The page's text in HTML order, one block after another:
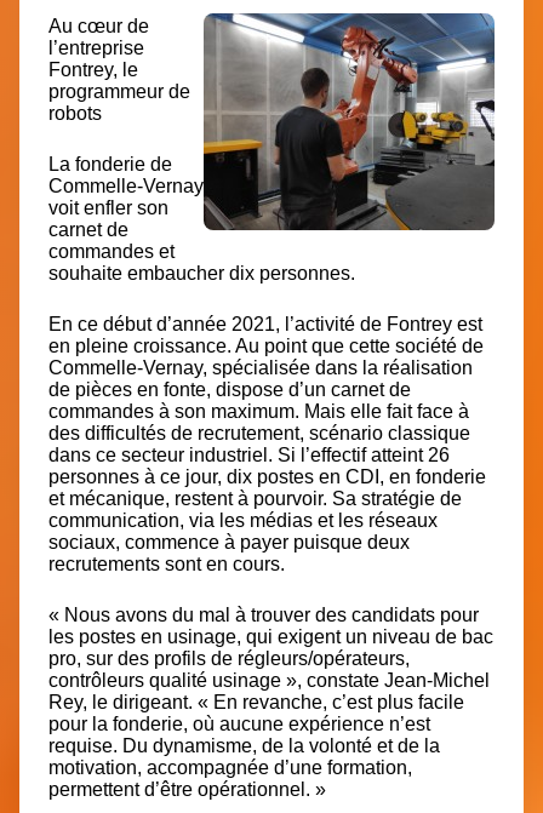
Au cœur de
l’entreprise
Fontrey, le
programmeur de
robots
La fonderie de
Commelle-Vernay
voit enfler son
carnet de
commandes et
souhaite embaucher dix personnes.
En ce début d’année 2021, l’activité de Fontrey est
en pleine croissance. Au point que cette société de
Commelle-Vernay, spécialisée dans la réalisation
de pièces en fonte, dispose d’un carnet de
commandes à son maximum. Mais elle fait face à
des difficultés de recrutement, scénario classique
dans ce secteur industriel. Si l’effectif atteint 26
personnes à ce jour, dix postes en CDI, en fonderie
et mécanique, restent à pourvoir. Sa stratégie de
communication, via les médias et les réseaux
sociaux, commence à payer puisque deux
recrutements sont en cours.
« Nous avons du mal à trouver des candidats pour
les postes en usinage, qui exigent un niveau de bac
pro, sur des profils de régleurs/opérateurs,
contrôleurs qualité usinage », constate Jean-Michel
Rey, le dirigeant. « En revanche, c’est plus facile
pour la fonderie, où aucune expérience n’est
requise. Du dynamisme, de la volonté et de la
motivation, accompagnée d’une formation,
permettent d’être opérationnel. »